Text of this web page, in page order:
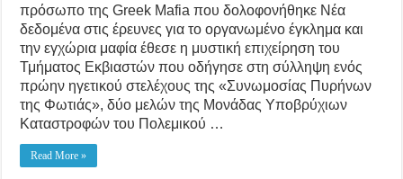
πρόσωπο της Greek Mafia που δολοφονήθηκε Νέα
δεδομένα στις έρευνες για το οργανωμένο έγκλημα και
την εγχώρια μαφία έθεσε η μυστική επιχείρηση του
Τμήματος Εκβιαστών που οδήγησε στη σύλληψη ενός
πρώην ηγετικού στελέχους της «Συνωμοσίας Πυρήνων
της Φωτιάς», δύο μελών της Μονάδας Υποβρύχιων
Καταστροφών του Πολεμικού …
Read More »